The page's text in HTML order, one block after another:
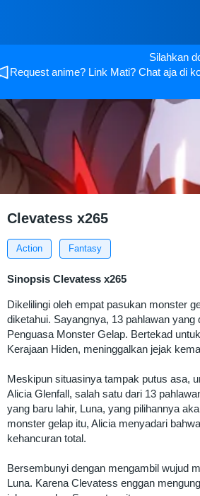
Silahkan
Request anime? Link Mati? Chat aja di
Clevatess x265
Action Fantasy
Sinopsis Clevatess x265
Dikelilingi oleh empat pasukan monster
diketahui. Sayangnya, 13 pahlawan
Penguasa Monster Gelap. Bertekad
Kerajaan Hiden, meninggalkan jejak
Meskipun situasinya tampak putus asa,
Alicia Glenfall, salah satu dari 13
yang baru lahir, Luna, yang pilihannya
monster gelap itu, Alicia menyadari
kehancuran total.
Bersembunyi dengan mengambil wujud
Luna. Karena Clevatess enggan